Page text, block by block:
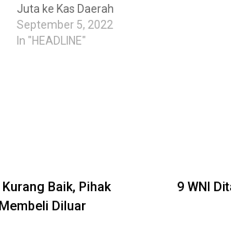
Juta ke Kas Daerah
September 5, 2022
In "HEADLINE"
Baik, Pihak
Diluar
9 WNI